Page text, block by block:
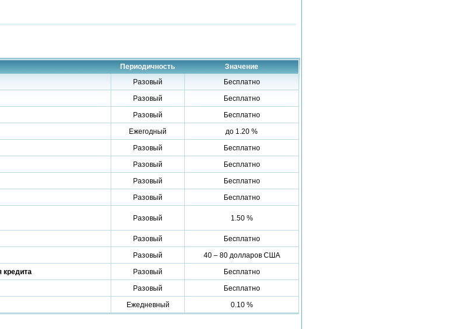
Периодичность
Значение
Разовый
Бесплатно
Разовый
Бесплатно
Разовый
Бесплатно
Ежегодный
до 1.20 %
Разовый
Бесплатно
Разовый
Бесплатно
Разовый
Бесплатно
Разовый
Бесплатно
Разовый 1.50 %
Разовый
Бесплатно
Разовый
40 – 80 долларов США
кредита
Разовый
Бесплатно
Разовый
Бесплатно
Ежедневный 0.10 %